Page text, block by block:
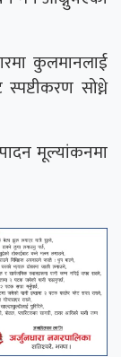
कुलमानलाई
सोध्ने
मूल्यांकनमा